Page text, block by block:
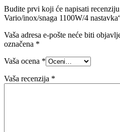
Budite prvi koji će napisati
Vario/inox/snaga 1100W/4
Vaša adresa e-pošte neće biti
označena *
Vaša ocena *
Vaša recenzija *